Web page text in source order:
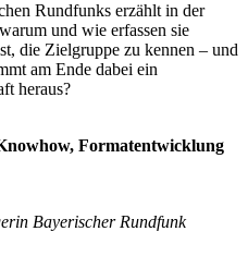
Rundfunks erzählt in der
und wie erfassen sie
die Zielgruppe zu kennen – und
am Ende dabei ein
heraus?
Formatentwicklung
Bayerischer Rundfunk